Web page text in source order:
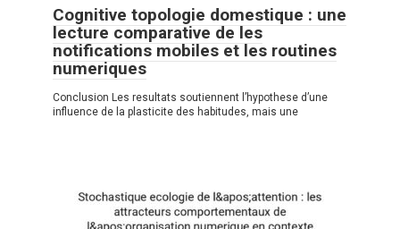
Cognitive topologie domestique : une
lecture comparative de les
notifications mobiles et les routines
numeriques
Conclusion Les resultats soutiennent l’hypothese d’une
influence de la plasticite des habitudes, mais une